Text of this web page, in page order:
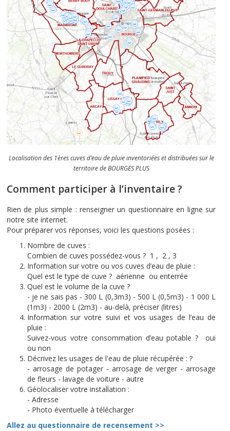
Localisation des 1ères cuves d’eau de pluie inventoriées et distribuées sur le
territoire de BOURGES PLUS
Comment participer à l’inventaire ?
Rien de plus simple : renseigner un questionnaire en ligne sur
notre site internet.
Pour préparer vos réponses, voici les questions posées :
Nombre de cuves :
Combien de cuves possédez-vous ? 1 , 2 , 3
Information sur votre ou vos cuves d’eau de pluie :
Quel est le type de cuve ? aérienne ou enterrée
Quel est le volume de la cuve ?
- je ne sais pas - 300 L (0,3m3) - 500 L (0,5m3) - 1 000 L
(1m3) - 2000 L (2m3) - au-delà, préciser (litres)
Information sur votre suivi et vos usages de l’eau de
pluie :
Suivez-vous votre consommation d’eau potable ? oui
ou non
Décrivez les usages de l'eau de pluie récupérée : ?
- arrosage de potager - arrosage de verger - arrosage
de fleurs - lavage de voiture - autre
Géolocaliser votre installation :
- Adresse
- Photo éventuelle à télécharger
Allez au questionnaire de recensement >>